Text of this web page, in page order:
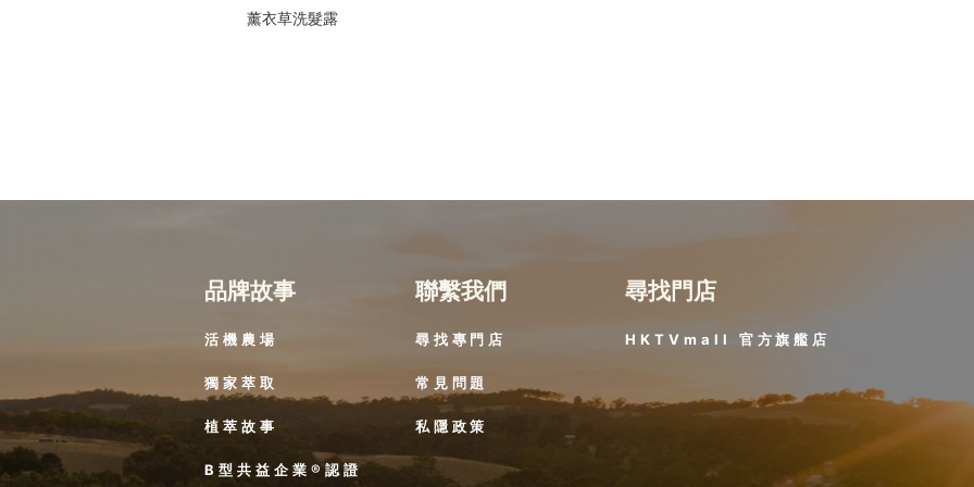
薰衣草洗髮露
品牌故事
活機農場
獨家萃取
植萃故事
B型共益企業®認證
聯繫我們
尋找專門店
常見問題
私隱政策
尋找門店
HKTVmall 官方旗艦店​